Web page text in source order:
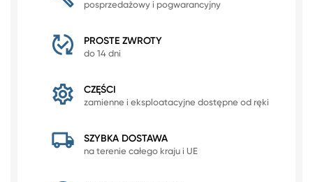
posprzedażowy i pogwarancyjny
PROSTE ZWROTY
do 14 dni
CZĘŚCI
zamienne i eksploatacyjne dostępne od ręki
SZYBKA DOSTAWA
na terenie całego kraju i UE